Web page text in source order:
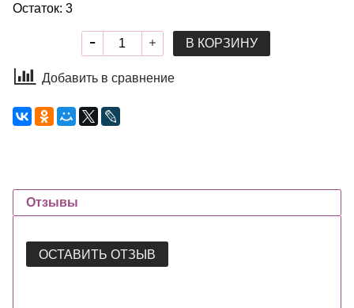
Остаток: 3
В КОРЗИНУ
Добавить в сравнение
Отзывы
ОСТАВИТЬ ОТЗЫВ